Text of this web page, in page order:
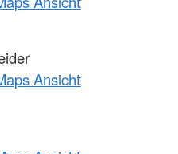
Ansicht